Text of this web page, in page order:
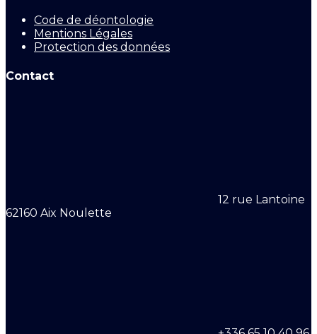
Code de déontologie
Mentions Légales
Protection des données
Contact
12 rue Lantoine
62160 Aix Noulette